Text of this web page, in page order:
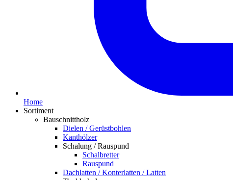
Home
Sortiment
Bauschnittholz
Dielen / Gerüstbohlen
Kanthölzer
Schalung / Rauspund
Schalbretter
Rauspund
Dachlatten / Konterlatten / Latten